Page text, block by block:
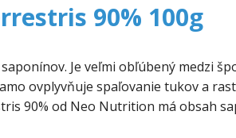
90% 100g
Je veľmi obľúbený medzi
ovplyvňuje spaľovanie tukov a
90% od Neo Nutrition má obsah